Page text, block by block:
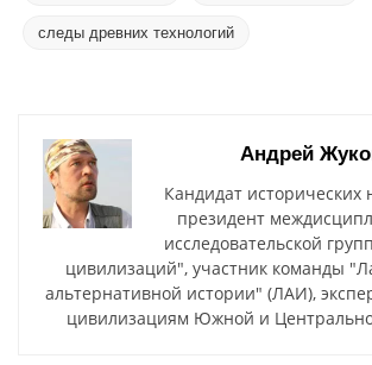
следы древних технологий
Андрей
Кандидат исторических
президент
исследовательской
цивилизаций", участник команды
альтернативной истории" (ЛАИ),
цивилизациям Южной и